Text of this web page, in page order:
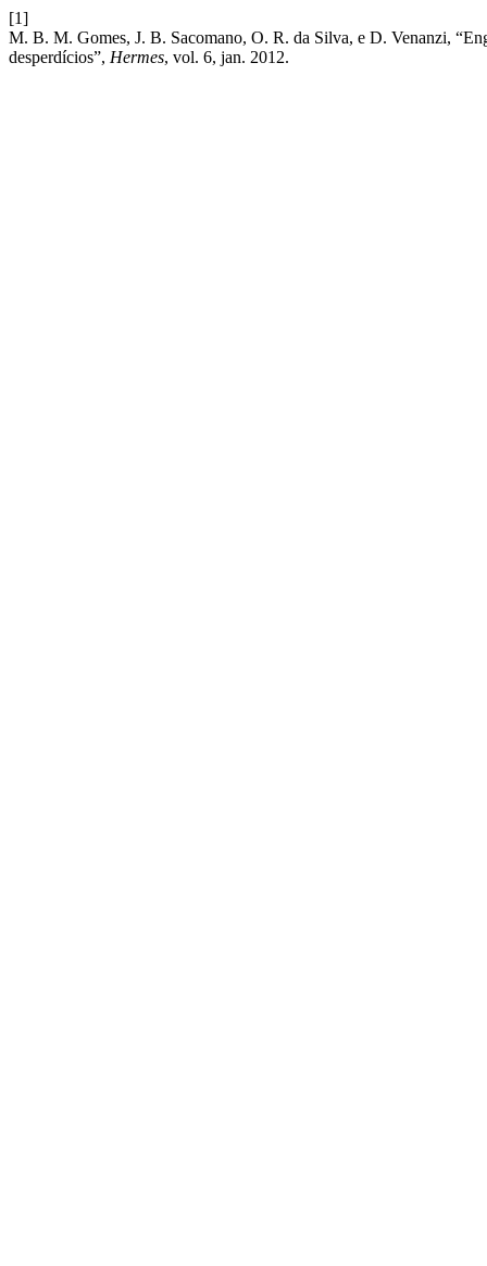
[1]
M. B. M. Gomes, J. B. Sacomano, O. R. da Silva, e D. Venanzi,
desperdícios”, Hermes, vol. 6, jan. 2012.